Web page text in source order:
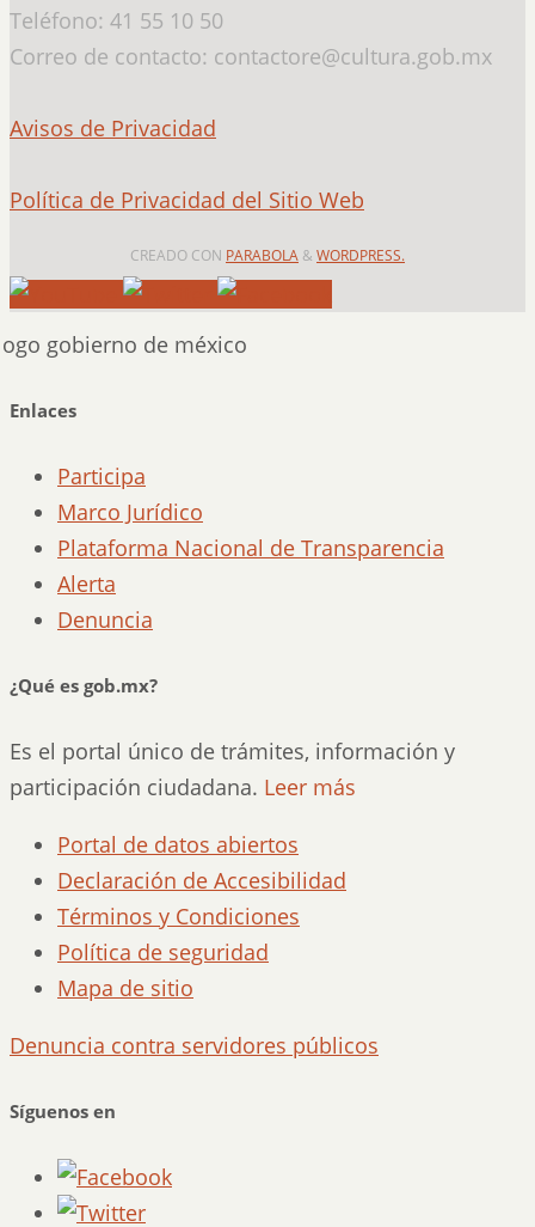
Teléfono: 41 55 10 50
Correo de contacto: contactore@cultura.gob.mx
Avisos de Privacidad
Política de Privacidad del Sitio Web
CREADO CON PARABOLA & WORDPRESS.
Enlaces
Participa
Marco Jurídico
Plataforma Nacional de Transparencia
Alerta
Denuncia
¿Qué es gob.mx?
Es el portal único de trámites, información y
participación ciudadana. Leer más
Portal de datos abiertos
Declaración de Accesibilidad
Términos y Condiciones
Política de seguridad
Mapa de sitio
Denuncia contra servidores públicos
Síguenos en